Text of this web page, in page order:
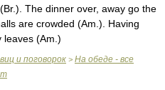
Br.). The dinner over, away go the
are crowded (Am. ). Having
leaves (Am. )
и поговорок > На обеде - все